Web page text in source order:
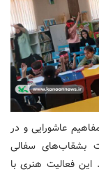
عاشورایی و در
بشقاب‌های سفالی
فعالیت هنری با